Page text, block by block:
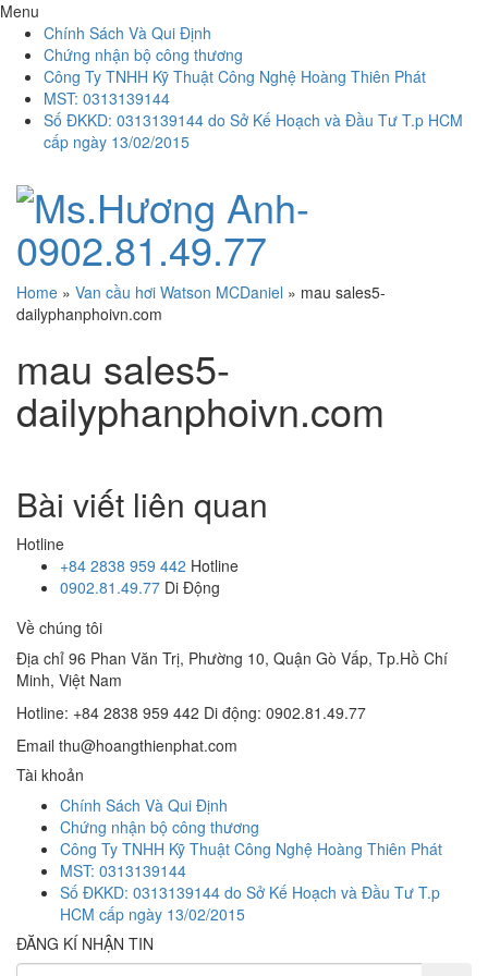
Menu
Chính Sách Và Qui Định
Chứng nhận bộ công thương
Công Ty TNHH Kỹ Thuật Công Nghệ Hoàng Thiên Phát
MST: 0313139144
Số ĐKKD: 0313139144 do Sở Kế Hoạch và Đầu Tư T.p HCM
cấp ngày 13/02/2015
Home » Van cầu hơi Watson MCDaniel » mau sales5-
dailyphanphoivn.com
mau sales5-
dailyphanphoivn.com
Bài viết liên quan
Hotline
+84 2838 959 442 Hotline
0902.81.49.77 Di Động
Về chúng tôi
Địa chỉ 96 Phan Văn Trị, Phường 10, Quận Gò Vấp, Tp.Hồ Chí
Minh, Việt Nam
Hotline: +84 2838 959 442 Di động: 0902.81.49.77
Email thu@hoangthienphat.com
Tài khoản
Chính Sách Và Qui Định
Chứng nhận bộ công thương
Công Ty TNHH Kỹ Thuật Công Nghệ Hoàng Thiên Phát
MST: 0313139144
Số ĐKKD: 0313139144 do Sở Kế Hoạch và Đầu Tư T.p
HCM cấp ngày 13/02/2015
ĐĂNG KÍ NHẬN TIN